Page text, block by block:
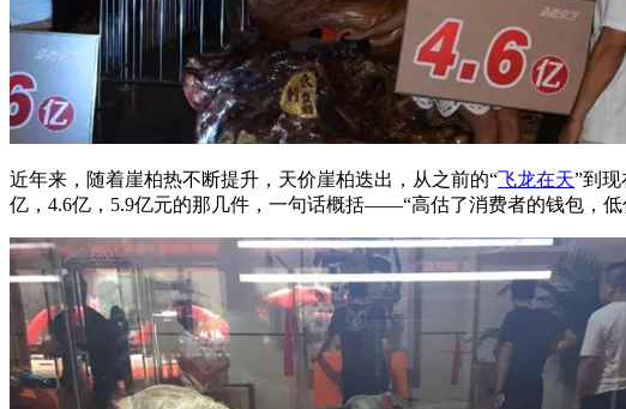
近年来，随着崖柏热不断提升，天价崖柏迭出，从之前的“飞龙在天”到
亿，4.6亿，5.9亿元的那几件，一句话概括——“高估了消费者的钱包，